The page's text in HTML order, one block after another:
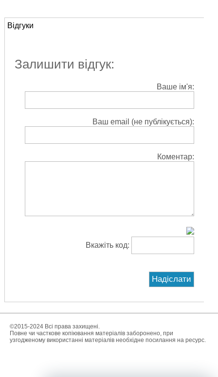
Відгуки
Залишити відгук:
Ваше ім'я:
Ваш email (не публікується):
Коментар:
Вкажіть код:
©2015-2024 Всі права захищені.
Повне чи часткове копіювання матеріалів заборонено, при
узгодженому використанні матеріалів необхідне посилання на ресурс.